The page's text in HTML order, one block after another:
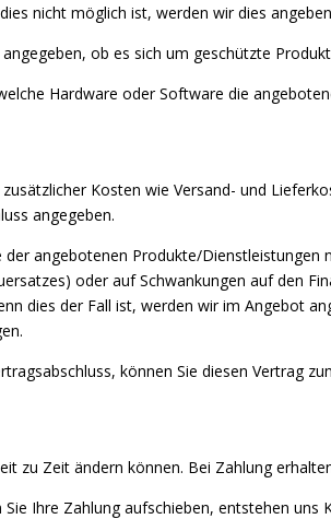
nicht möglich ist, werden wir dies
ob es sich um geschützte
Hardware oder Software die
Kosten wie Versand- und
angegeben.
angebotenen Produkte/
oder auf Schwankungen auf den
dies der Fall ist, werden wir im Angebot
können Sie diesen Vertrag
zu Zeit ändern können. Bei Zahlung
Ihre Zahlung aufschieben, entstehen uns